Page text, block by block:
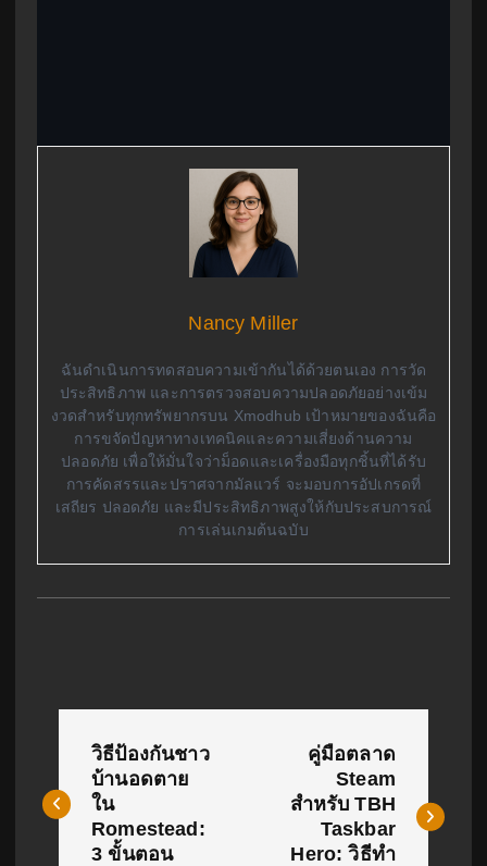
Nancy Miller
ฉันดำเนินการทดสอบความเข้ากันได้ด้วยตนเอง การวัด
ประสิทธิภาพ และการตรวจสอบความปลอดภัยอย่างเข้ม
งวดสำหรับทุกทรัพยากรบน Xmodhub เป้าหมายของฉันคือ
การขจัดปัญหาทางเทคนิคและความเสี่ยงด้านความ
ปลอดภัย เพื่อให้มั่นใจว่าม็อดและเครื่องมือทุกชิ้นที่ได้รับ
การคัดสรรและปราศจากมัลแวร์ จะมอบการอัปเกรดที่
เสถียร ปลอดภัย และมีประสิทธิภาพสูงให้กับประสบการณ์
การเล่นเกมต้นฉบับ
ะ
วิธีป้องกันชาว
บ้านอดตาย
ใน
Romestead:
3 ขั้นตอน
คู่มือตลาด
Steam
สำหรับ TBH
Taskbar
Hero: วิธีทำ